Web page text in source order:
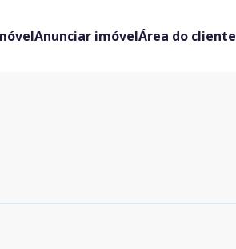
Anunciar imóvelÁrea do cliente